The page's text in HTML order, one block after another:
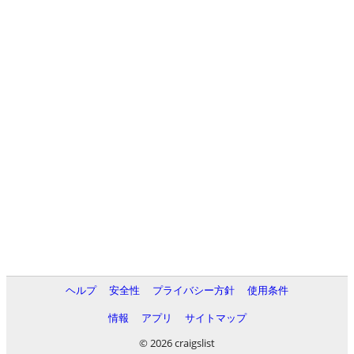
ヘルプ 安全性 プライバシー方針
使用条件
情報
アプリ
サイトマップ
© 2026 craigslist